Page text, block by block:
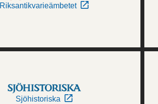
Riksantikvarieämbetet
Sjöhistoriska